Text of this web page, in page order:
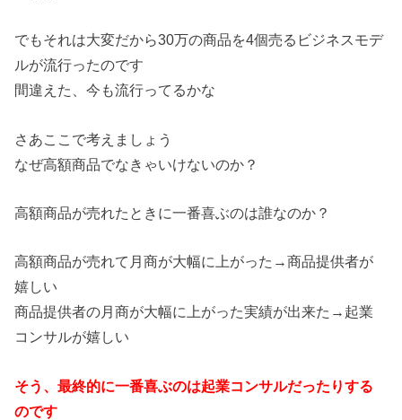
でもそれは大変だから30万の商品を4個売るビジネスモデ
ルが流行ったのです
間違えた、今も流行ってるかな
さあここで考えましょう
なぜ高額商品でなきゃいけないのか？
高額商品が売れたときに一番喜ぶのは誰なのか？
高額商品が売れて月商が大幅に上がった→商品提供者が
嬉しい
商品提供者の月商が大幅に上がった実績が出来た→起業
コンサルが嬉しい
そう、最終的に一番喜ぶのは起業コンサルだったりする
のです